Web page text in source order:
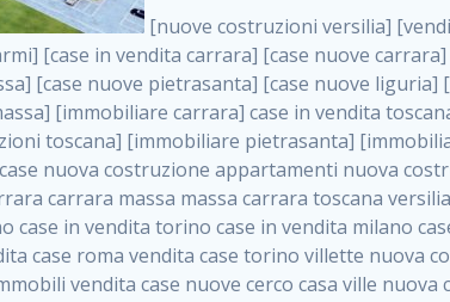
[nuove costruzioni versilia] [vendita case carrara] [immobiliare massa] [case nuove toscana] [case in vendita versilia] [case nuove forte dei marmi] [case in vendita carrara] [case nuove carrara] [nuove costruzioni pietrasanta] [nuove costruzioni forte dei marmi] [immobiliare versilia] [case nuove massa] [case nuove pietrasanta] [case nuove liguria] [immobiliare forte dei marmi] [nuove costruzioni liguria] [nuove costruzioni carrara] [nuove costruzioni massa] [immobiliare carrara] case in vendita toscana [immobiliare liguria] [case in vendita massa] [vendita case massa] [vendita case versilia] [nuove costruzioni toscana] [immobiliare pietrasanta] [immobiliare toscana] [case nuove versilia] nuove costruzioni case nuove in vendita case nuove case in costruzione case nuova costruzione appartamenti nuova costruzione case in vendita nuove costruzioni terreno edificabile nuove costruzioni milano marina di carrara carrara massa massa carrara toscana versilia case in vendita a milano case in vendita a roma appartamenti nuovi in vendita vendita case milano case in vendita torino case in vendita milano case di nuova costruzione nuove costruzioni roma case in vendita roma , vendita case nuove a milano . vendita case roma vendita case torino villette nuova costruzione vendita case privati cerco casa milano vendita case impresa edile vendita case genova vendita immobili vendita case nuove cerco casa ville nuova costruzione annunci case in vendita case in vendita nuova costruzione nuove case in vendita case in vendita da privati villette a schiera cerco casa in vendita case in affitto vendita nuove costruzioni costruire case affitto affitto negozio milano cerco casa roma cerco casa nuova costruzione appartamenti in costruzione, vendita case nuove a milano . case nuove vendita case in vendita nuove case nuove milano nuove costruzioni morena case in vendita costruzioni case case in vendita tor vergata nuova annunci vendita case case in vendita milano centro, vendita case nuove a milano . vendita case nuova costruzione case in vendita privati agenzia immobiliare appartamenti di nuova costruzione ville in costruzione case in vendita a opera nuova costruzione nuove costruzioni torino, vendita case nuove a milano . appartamenti nuovi impresa edile roma trova casa costruzioni nuove appartamenti in affitto cantieri in costruzione, vendita case nuove a milano . immobiliare nuove costruzioni case in vendita dragona appartamenti in vendita siti vendita case case in vendita roma nord nuovi costruzioni ville nuove in vendita nuove costruzioni in vendita trovocasa cerco casa affitto villette in vendita nuove costruzioni immobiliari nuove costruzioni bologna toscano immobiliare palermo nuovi appartamenti vendita case dragona nuova costruzione case in vendita villaggio prenestino, vendita case nuove a milano . case in vendita dal costruttore imprese edili torino nuove costruzioni firenze immobiliare case nuove in costruzione toscano immobiliare milano, vendita case nuove a milano . casanuova case in vendita acilia dragona case in vendita di nuova costruzione case in vendita da costruttore nuove costruzioni eur case e cantieri appartamenti in vendita nuova costruzione case in vendita a dragona roma case in vendita nuove case in costruzione porta portese immobiliare appartamenti cerco casa disperatamente case in vendita torresina cascine in vendita vendita immobili roma,